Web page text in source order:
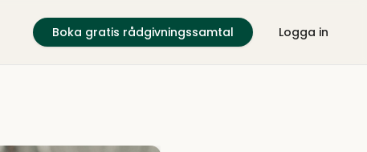
Boka gratis rådgivningssamtal Logga in